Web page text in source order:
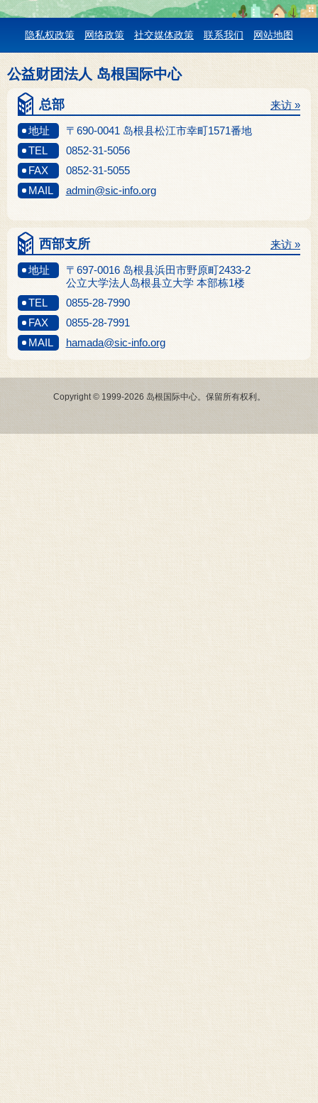
隐私权政策 网络政策 社交媒体政策 联系我们 网站地图
公益财团法人 岛根国际中心
总部
地址 〒690-0041 岛根县松江市幸町1571番地
来访 »
TEL
0852-31-5056
FAX
0852-31-5055
MAIL
admin@sic-info.org
西部支所
地址
〒697-0016 岛根县浜田市野原町2433-2
公立大学法人岛根县立大学 本部栋1楼
来访 »
TEL
0855-28-7990
FAX
0855-28-7991
MAIL
hamada@sic-info.org
Copyright © 1999-2026 岛根国际中心。保留所有权利。